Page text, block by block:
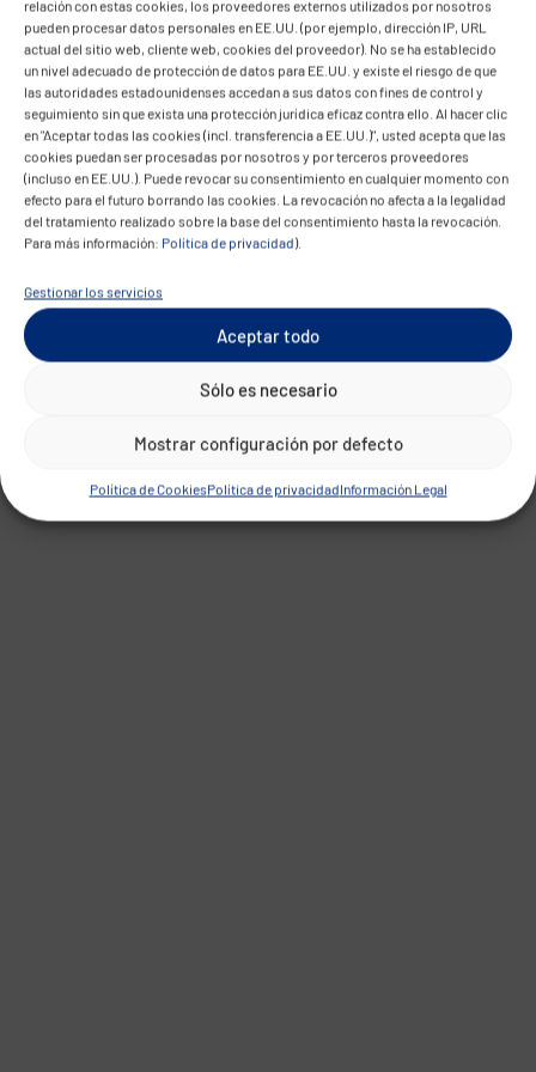
relación con estas cookies, los proveedores externos utilizados por nosotros
pueden procesar datos personales en EE.UU. (por ejemplo, dirección IP, URL
actual del sitio web, cliente web, cookies del proveedor). No se ha establecido
un nivel adecuado de protección de datos para EE.UU. y existe el riesgo de que
las autoridades estadounidenses accedan a sus datos con fines de control y
seguimiento sin que exista una protección jurídica eficaz contra ello. Al hacer clic
en "Aceptar todas las cookies (incl. transferencia a EE.UU.)", usted acepta que las
cookies puedan ser procesadas por nosotros y por terceros proveedores
(incluso en EE.UU.). Puede revocar su consentimiento en cualquier momento con
efecto para el futuro borrando las cookies. La revocación no afecta a la legalidad
del tratamiento realizado sobre la base del consentimiento hasta la revocación.
Para más información: Política de privacidad).
Gestionar los servicios
Aceptar todo
Sólo es necesario
Mostrar configuración por defecto
Política de CookiesPolítica de privacidadInformación Legal
ámbito de la seguridad de la información. En
concreto, se trata del intercambio de
conocimientos técnicos entre nuestras
entidades, las actividades conjuntas de gestión
de proyectos en nuestros clientes, así como el
mayor uso de herramientas de seguridad
uniformes a nivel de grupo.
obtener una certificación ISO 27001 uniforme para
todo el Grupo en el área de conformidad en todas